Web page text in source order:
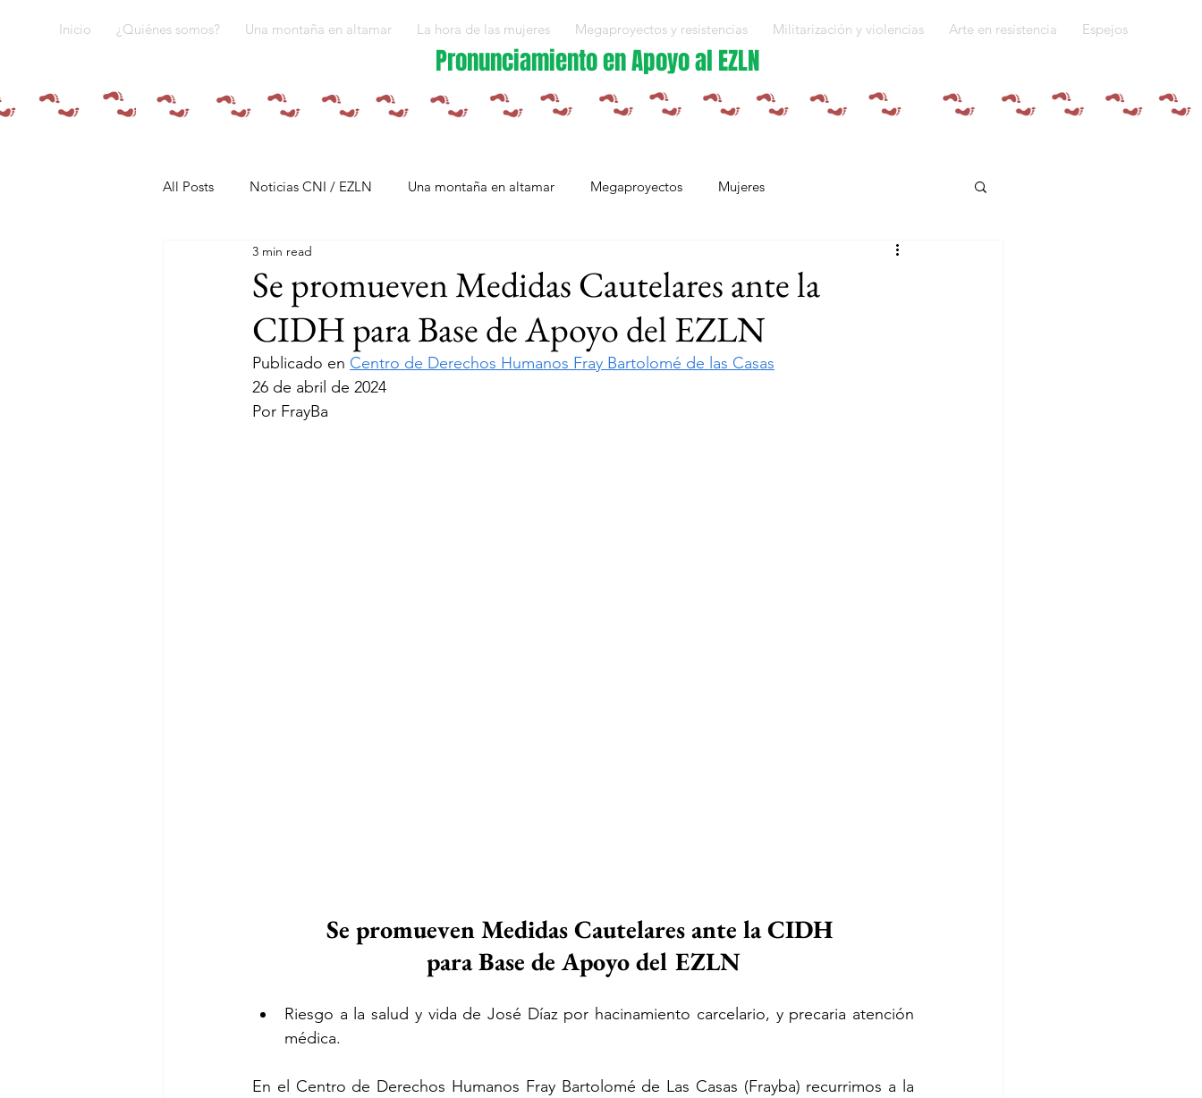
Inicio ¿Quiénes somos? Una montaña en altamar La hora de las mujeres Megaproyectos y resistencias Militarización y violencias Arte en resistencia Espejos
Pronunciamiento en Apoyo al EZLN
All Posts Noticias CNI / EZLN Una montaña en altamar Megaproyectos Mujeres
Pandemia y pueblos indígenas Quiénes somos
Resistencias Tren Maya Plan Integral Morelos Capítulo Europa Mujeres resistiendo a la guerra
Se promueven Medidas Cautelares ante la
CIDH para Base de Apoyo del EZLN
3 min read
Publicado en Centro de Derechos Humanos Fray Bartolomé de las Casas
26 de abril de 2024
Por FrayBa
Se promueven Medidas Cautelares ante la CIDH
para Base de Apoyo del EZLN
Riesgo a la salud y vida de José Díaz por hacinamiento carcelario, y precaria atención
médica.
En el Centro de Derechos Humanos Fray Bartolomé de Las Casas (Frayba) recurrimos a la